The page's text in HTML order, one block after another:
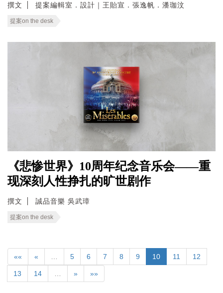
撰文 提案編輯室．設計｜王貽宣．張逸帆．潘珈汶
提案on the desk
《悲惨世界》10周年纪念音乐会——重
现深刻人性挣扎的旷世剧作
撰文 誠品音樂 吳武璋
提案on the desk
«« « 5 6 7 8 9 10 11 12
13 14 » »»